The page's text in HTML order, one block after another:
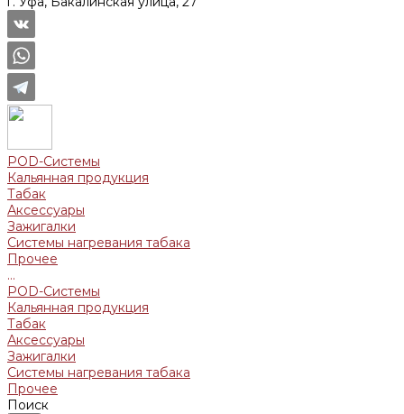
POD-Системы
Кальянная продукция
Табак
Аксессуары
Зажигалки
Системы нагревания табака
Прочее
...
POD-Системы
Кальянная продукция
Табак
Аксессуары
Зажигалки
Системы нагревания табака
Прочее
Поиск